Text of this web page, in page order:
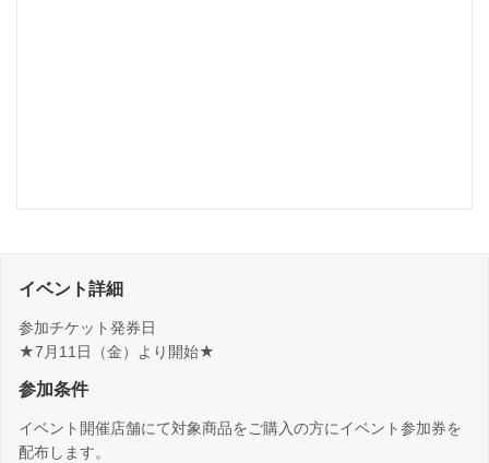
イベント詳細
参加チケット発券日
★7月11日（金）より開始★
参加条件
イベント開催店舗にて対象商品をご購入の方にイベント参加券を
配布します。